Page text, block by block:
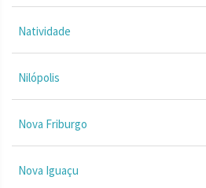
Natividade
Nilópolis
Nova Friburgo
Nova Iguaçu